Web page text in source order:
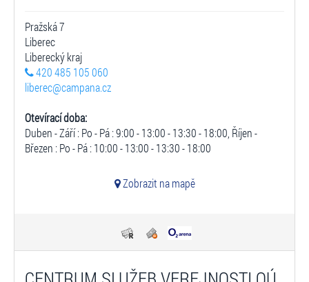
Pražská 7
Liberec
Liberecký kraj
420 485 105 060
liberec@campana.cz
Otevírací doba:
Duben - Září : Po - Pá : 9:00 - 13:00 - 13:30 - 18:00, Říjen -
Březen : Po - Pá : 10:00 - 13:00 - 13:30 - 18:00
Zobrazit na mapě